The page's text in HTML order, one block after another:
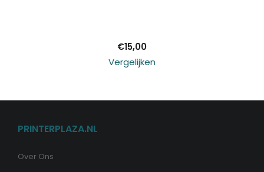
€15,00
Vergelijken
PRINTERPLAZA.NL
Over Ons